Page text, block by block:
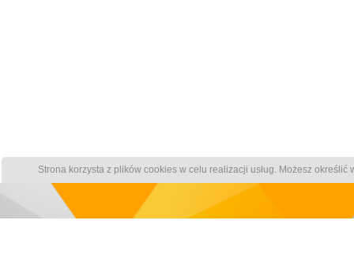
Strona korzysta z plików cookies w celu realizacji usług. Możesz